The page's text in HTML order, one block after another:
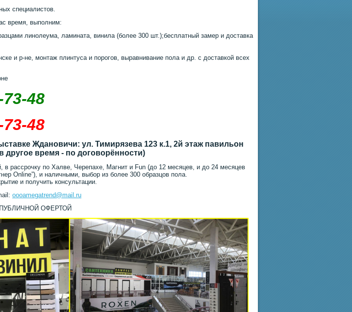
специалистов.
время, выполним:
линолеума, ламината, винила (более 300 шт.);бесплатный замер и доставка
и р-не, монтаж плинтуса и порогов, выравнивание пола и др. с доставкой всех
73-48
73-48
Ждановичи: ул. Тимирязева 123 к.1, 2й этаж павильон
другое время - по договорённости)
в рассрочку по Халве, Черепахе, Магнит и Fun (до 12 месяцев, и до 24 месяцев
Online”), и наличными, выбор из более 300 образцов пола.
и получить консультации.
oooamegatrend@mail.ru
ОФЕРТОЙ